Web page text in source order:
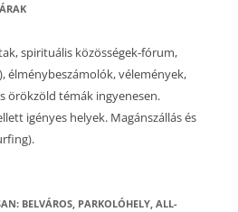
spirituális közösségek-fórum,
élménybeszámolók, vélemények,
örökzöld témák ingyenesen.
igényes helyek. Magánszállás és
BELVÁROS, PARKOLÓHELY, ALL-